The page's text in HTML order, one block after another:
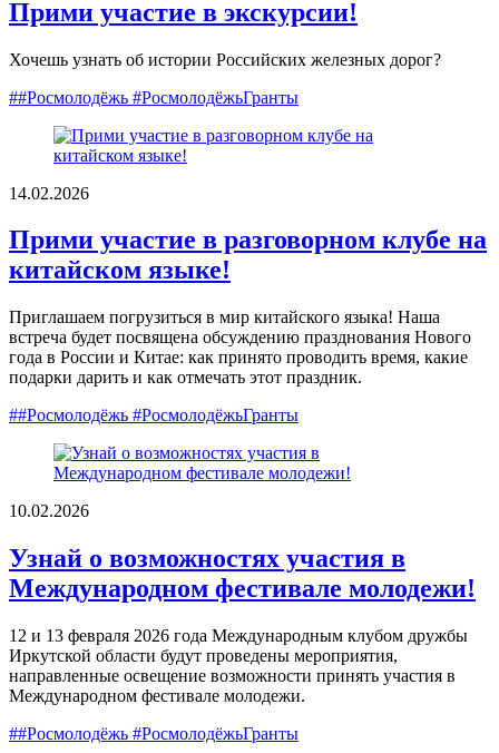
Прими участие в экскурсии!
Хочешь узнать об истории Российских железных дорог?
##Росмолодёжь #РосмолодёжьГранты
14.02.2026
Прими участие в разговорном клубе на
китайском языке!
Приглашаем погрузиться в мир китайского языка! Наша
встреча будет посвящена обсуждению празднования Нового
года в России и Китае: как принято проводить время, какие
подарки дарить и как отмечать этот праздник.
##Росмолодёжь #РосмолодёжьГранты
10.02.2026
Узнай о возможностях участия в
Международном фестивале молодежи!
12 и 13 февраля 2026 года Международным клубом дружбы
Иркутской области будут проведены мероприятия,
направленные освещение возможности принять участия в
Международном фестивале молодежи.
##Росмолодёжь #РосмолодёжьГранты